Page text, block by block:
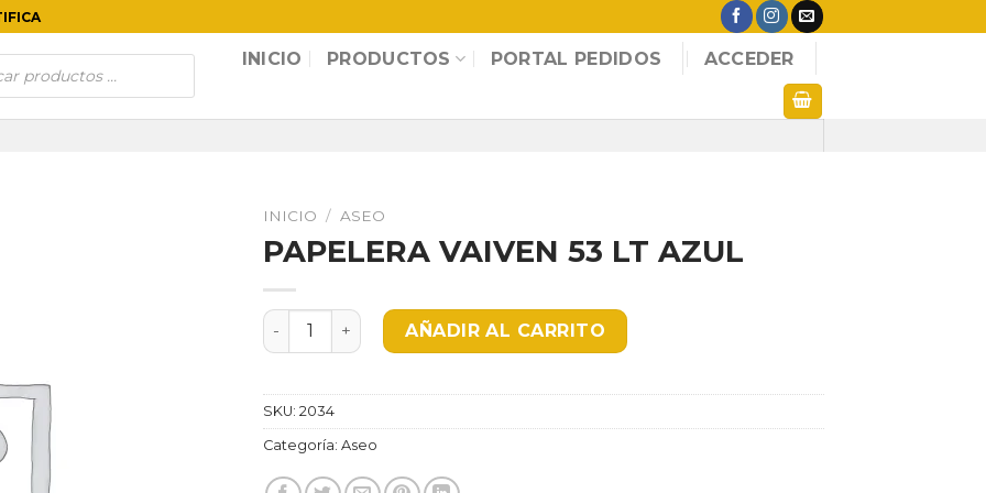
INICIO PRODUCTOS PORTAL PEDIDOS ACCEDER
INICIO / ASEO
PAPELERA VAIVEN 53 LT AZUL
PAPELERA VAIVEN 53 LT AZUL cantidad
AÑADIR AL CARRITO
SKU: 2034
Categoría: Aseo